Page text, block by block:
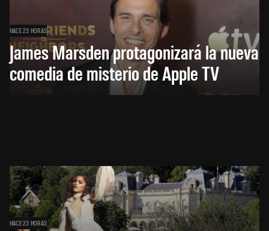
HACE 23 HORAS
James Marsden protagonizará la nueva
comedia de misterio de Apple TV
HACE 23 HORAS